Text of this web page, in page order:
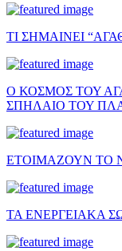
ΤΙ ΣΗΜΑΙΝΕΙ
Ο ΚΟΣΜΟΣ ΤΟΥ
ΣΠΗΛΑΙΟ ΤΟΥ
ΕΤΟΙΜΑΖΟΥΝ ΤΟ
ΤΑ ΕΝΕΡΓΕΙΑΚΑ